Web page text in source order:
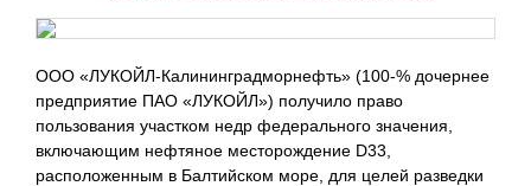
ООО «ЛУКОЙЛ-Калининградморнефть» (100-% дочернее
предприятие ПАО «ЛУКОЙЛ») получило право
пользования участком недр федерального значения,
включающим нефтяное месторождение D33,
расположенным в Балтийском море, для целей разведки